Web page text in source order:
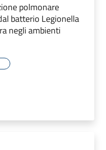
polmonare
batterio Legionella
negli ambienti